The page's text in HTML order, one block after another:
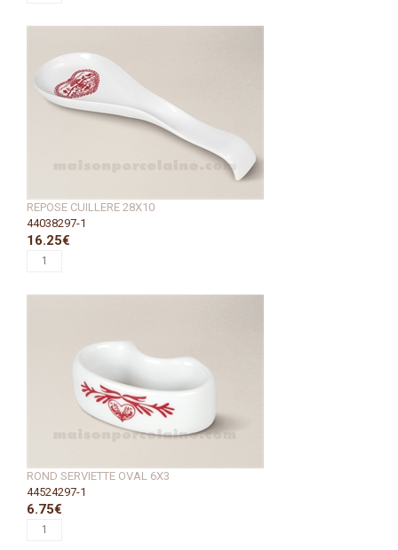
REPOSE CUILLERE 28X10
44038297-1
16.25€
ROND SERVIETTE OVAL 6X3
44524297-1
6.75€